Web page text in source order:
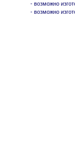
- возможно
- возможно